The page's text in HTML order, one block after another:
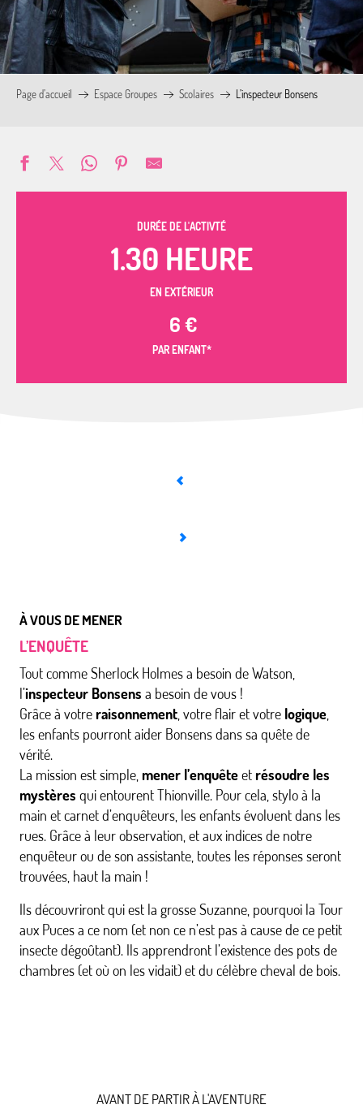
Page d’accueil Espace Groupes Scolaires L’inspecteur Bonsens
DURÉE DE L'ACTIVTÉ
1.30 HEURE
EN EXTÉRIEUR
6€
PAR ENFANT*
À VOUS DE MENER
L’ENQUÊTE
Tout comme Sherlock Holmes a besoin de Watson,
l’inspecteur Bonsens a besoin de vous !
Grâce à votreraisonnement , votre flair et votre logique
les enfants pourront aider Bonsens dans sa quête de
vérité.
La mission est simple, mener l’enquêteetrésoudre les
mystères qui entourent Thionville. Pour cela, stylo à la
main et carnet d’enquêteurs, les enfants évoluent dans les
rues. Grâce à leur observation, et aux indices de notre
enquêteur ou de son assistante, toutes les réponses seront
trouvées, haut la main !
Ils découvriront qui est la grosse Suzanne, pourquoi la Tour
aux Puces a ce nom (et non ce n’est pas à cause de ce petit
insecte dégoûtant). Ils apprendront l’existence des pots de
chambres (et où on les vidait) et du célèbre cheval de bois.
AVANT DE PARTIR À L'AVENTURE